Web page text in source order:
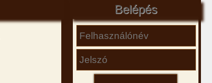
Belépés